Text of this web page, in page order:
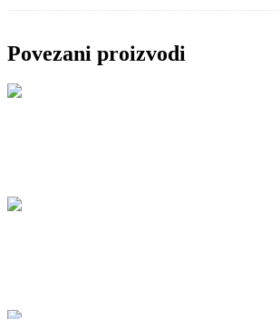
Povezani proizvodi